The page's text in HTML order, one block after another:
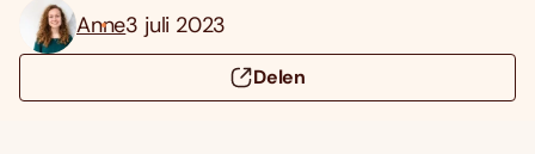
Anne3 juli 2023
Delen